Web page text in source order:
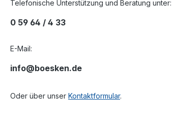
Telefonische Unterstützung und Beratung unter:
0 59 64 / 4 33
E-Mail:
info@boesken.de
Oder über unser Kontaktformular.